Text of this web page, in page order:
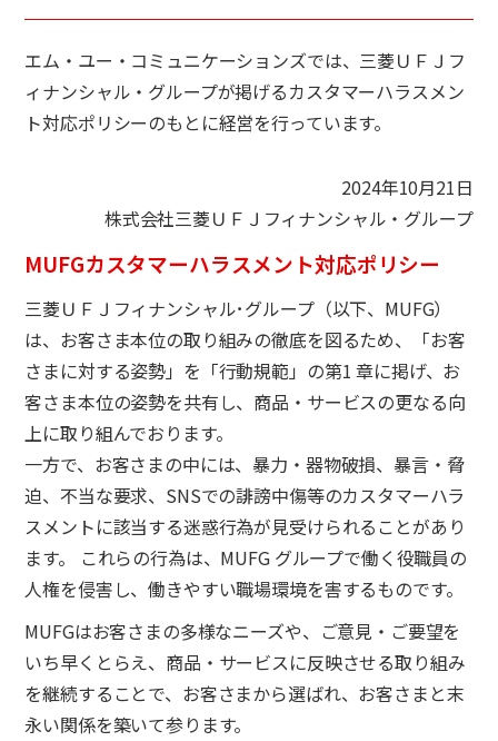
エム・ユー・コミュニケーションズでは、三菱ＵＦＪフ
ィナンシャル・グループが掲げるカスタマーハラスメン
ト対応ポリシーのもとに経営を行っています。
2024年10月21日
株式会社三菱ＵＦＪフィナンシャル・グループ
MUFGカスタマーハラスメント対応ポリシー
三菱ＵＦＪフィナンシャル･グループ（以下、MUFG）
は、お客さま本位の取り組みの徹底を図るため、「お客
さまに対する姿勢」を「行動規範」の第1 章に掲げ、お
客さま本位の姿勢を共有し、商品・サービスの更なる向
上に取り組んでおります。
一方で、お客さまの中には、暴力・器物破損、暴言・脅
迫、不当な要求、SNSでの誹謗中傷等のカスタマーハラ
スメントに該当する迷惑行為が見受けられることがあり
ます。 これらの行為は、MUFG グループで働く役職員の
人権を侵害し、働きやすい職場環境を害するものです。
MUFGはお客さまの多様なニーズや、ご意見・ご要望を
いち早くとらえ、商品・サービスに反映させる取り組み
を継続することで、お客さまから選ばれ、お客さまと末
永い関係を築いて参ります。